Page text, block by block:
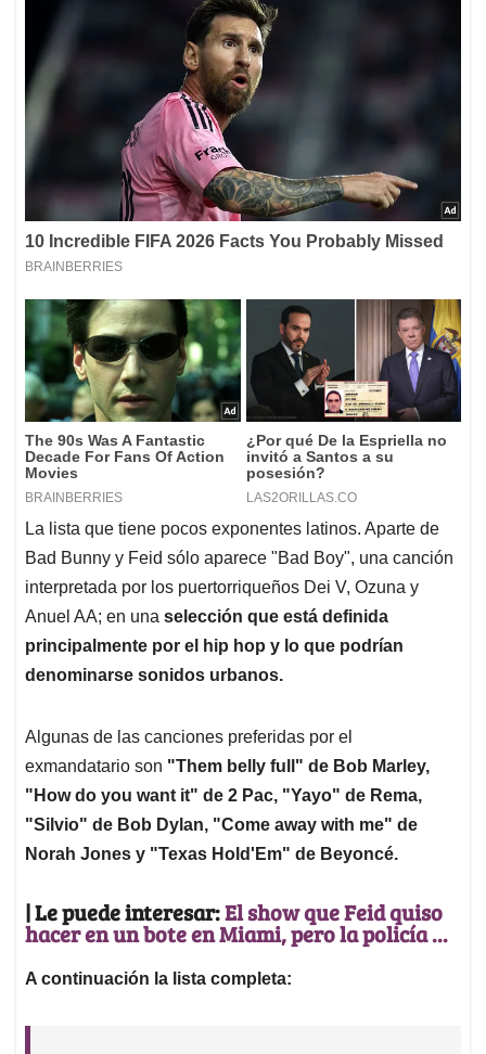
La lista que tiene pocos exponentes latinos. Aparte de
Bad Bunny y Feid sólo aparece "Bad Boy", una canción
interpretada por los puertorriqueños Dei V, Ozuna y
Anuel AA; en una selección que está definida
principalmente por el hip hop y lo que podrían
denominarse sonidos urbanos.
Algunas de las canciones preferidas por el
exmandatario son "Them belly full" de Bob Marley,
"How do you want it" de 2 Pac, "Yayo" de Rema,
"Silvio" de Bob Dylan, "Come away with me" de
Norah Jones y "Texas Hold'Em" de Beyoncé.
| Le puede interesar:El show que Feid quiso
hacer en un bote en Miami, pero la policía ...
A continuación la lista completa: